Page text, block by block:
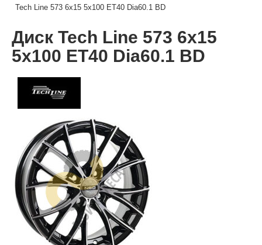
Tech Line 573 6x15 5x100 ET40 Dia60.1 BD
Диск Tech Line 573 6x15
5x100 ET40 Dia60.1 BD